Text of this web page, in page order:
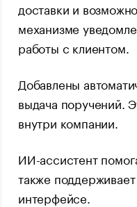
доставки и
механизме
работы с клиентом.
Добавлены
выдача поручений.
внутри компании.​
ИИ-ассистент
также
интерфейсе.